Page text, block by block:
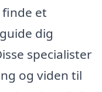
et
dig
specialister
og viden til